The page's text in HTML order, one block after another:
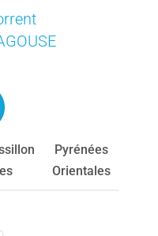
Pyrénées
Orientales